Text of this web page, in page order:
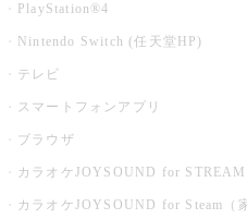
PlayStation®4
Nintendo Switch (任天堂HP)
テレビ
スマートフォンアプリ
ブラウザ
カラオケJOYSOUND for
カラオケJOYSOUND for Steam（